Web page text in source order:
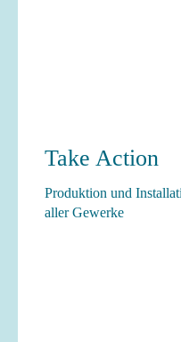
Take Action
Produktion und
aller Gewerke